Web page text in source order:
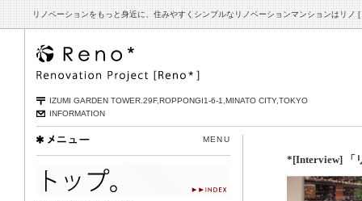
リノベーションをもっと身近に、住みやすくシンプルなリノベーションマンションはリノ
IZUMI GARDEN TOWER.29F,ROPPONGI1-6-1,MINATO CITY,TOKYO
INFORMATION
MENU
リンク
*[Interview] 「